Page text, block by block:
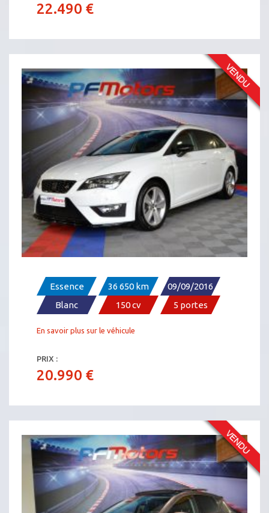
22.490 €
SEAT LÉON FR ST 1.4 150
Essence 36 650 km
09/09/2016
Blanc
150 cv 5 portes
En savoir plus sur le véhicule
PRIX :
20.990 €